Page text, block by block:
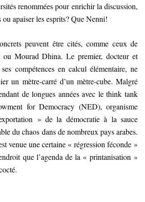
renommées pour enrichir la discussion,
apaiser les esprits? Que Nenni!
peuvent être cités, comme ceux de
Mourad Dhina. Le premier, docteur et
compétences en calcul élémentaire, ne
un mètre-carré d’un mètre-cube. Malgré
de longues années avec le think tank
for Democracy (NED), organisme
» de la démocratie à la sauce
du chaos dans de nombreux pays arabes.
venue une certaine « régression féconde »
que l’agenda de la « printanisation »